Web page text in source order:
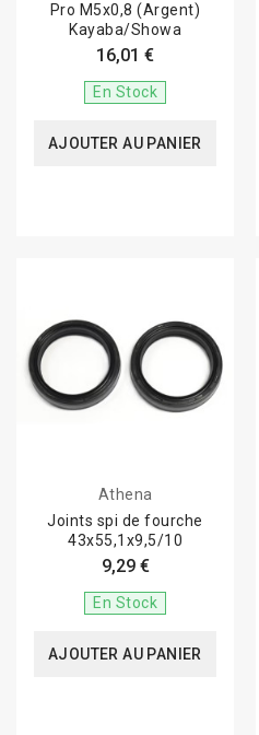
Pro M5x0,8 (Argent)
Kayaba/Showa
16,01 €
En Stock
AJOUTER AU PANIER
Athena
Joints spi de fourche
43x55,1x9,5/10
9,29 €
En Stock
AJOUTER AU PANIER